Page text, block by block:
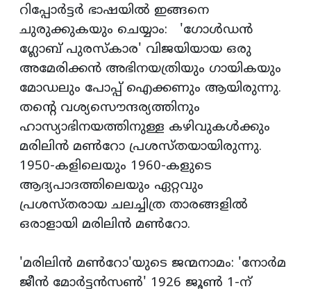
റിപ്പോര്‍ട്ടര്‍ ഭാഷയില്‍ ഇങ്ങനെ
ചുരുക്കുകയും ചെയ്യാം: 'ഗോള്‍ഡന്‍
ഗ്ലോബ് പുരസ്‌കാര' വിജയിയായ ഒരു
അമേരിക്കന്‍ അഭിനയത്രിയും ഗായികയും
മോഡലും പോപ്പ് ഐക്കണും ആയിരുന്നു.
തന്റെ വശ്യസൌന്ദര്യത്തിനും
ഹാസ്യാഭിനയത്തിനുള്ള കഴിവുകള്‍ക്കും
മരിലിന്‍ മണ്‍റോ പ്രശസ്തയായിരുന്നു.
1950-കളിലെയും 1960-കളുടെ
ആദ്യപാദത്തിലെയും ഏറ്റവും
പ്രശസ്തരായ ചലച്ചിത്ര താരങ്ങളില്‍
ഒരാളായി മരിലിന്‍ മണ്‍റോ.
'മരിലിന്‍ മണ്‍റോ'യുടെ ജന്മനാമം: 'നോര്‍മ
ജീന്‍ മോര്‍ട്ടന്‍സണ്‍' 1926 ജൂണ്‍ 1-ന്